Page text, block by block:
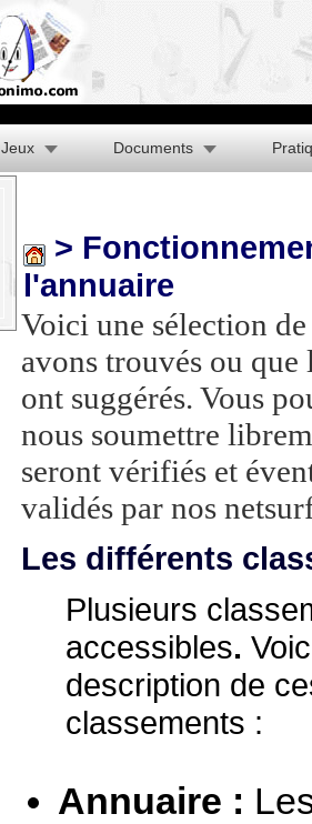
Jeux Documents
>
l'annuaire
Voici une sélection
avons trouvés ou que
ont suggérés. Vous
nous soumettre
seront vérifiés et
validés par nos
Les différents
Plusieurs
accessibles.
description de
classements :
Annuaire :